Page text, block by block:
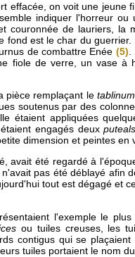
effacée, on voit une jeune
indiquer l'horreur
couronnée de lauriers,
fond est le char du
de combattre Enée (5)
fiole de verre, un vase à
pièce remplaçant le tablinum
soutenus par des
étaient appliquées
engagés deuxputeals
dimension et peintes en
avait été regardé à
pas été déblayé afin
tout est dégagé et
l'exemple le
ou tuiles creuses, les
contigus qui se
tuiles portaient le nom